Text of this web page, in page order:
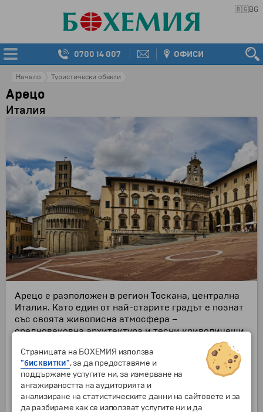
🇧🇬BG
0700 14 007 ОФИСИ
Начало Туристически обекти
Арецо
Италия
Арецо е разположен в регион Тоскана, централна
Италия. Като един от най-старите градът е познат
със своята живописна атмосфера –
средновековна архитектура и тесни криволичещи
улички. Населената територия е популярна с
бижутерската индустрия, но и защото е родно
място на поета Петрарка и Джорджо Вазари
(архитект и художник).
Едни от основните забележителности са: площад
Пиаца Гранде, църквата Сан Франческо,
Страницата на БОХЕМИЯ използва
"бисквитки", за да предоставяме и
поддържаме услугите ни, за измерване на
ангажираността на аудиторията и
анализиране на статистическите данни на сайтовете и за
да разбираме как се използват услугите ни и да